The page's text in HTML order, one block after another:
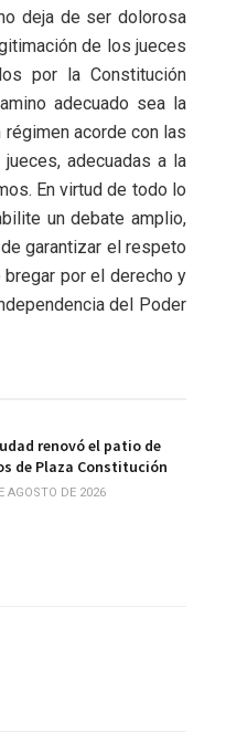
deja de ser dolorosa
de los jueces
por la Constitución
adecuado sea la
acorde con las
adecuadas a la
En virtud de todo lo
un debate amplio,
garantizar el respeto
por el derecho y
del Poder
renovó el patio de
de Plaza Constitución
AGOSTO DE 2026